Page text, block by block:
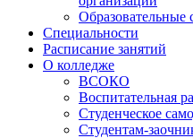
Образовательные
Специальности
Расписание занятий
О колледже
ВСОКО
Воспитательная
Студенческое
Студентам-